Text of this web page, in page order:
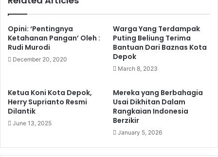
Opini: ‘Pentingnya
Ketahanan Pangan’ Oleh :
Rudi Murodi
December 20, 2020
Warga Yang Terdampak
Puting Beliung Terima
Bantuan Dari Baznas Kota
Depok
March 8, 2023
Ketua Koni Kota Depok,
Herry Suprianto Resmi
Dilantik
June 13, 2025
Mereka yang Berbahagia
Usai Dikhitan Dalam
Rangkaian Indonesia
Berzikir
January 5, 2026